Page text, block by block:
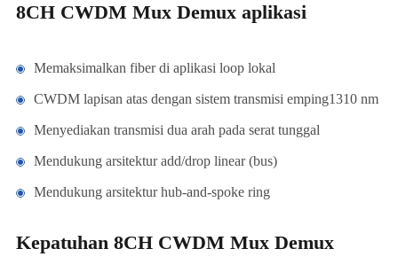
8CH CWDM Mux Demux aplikasi
Memaksimalkan fiber di aplikasi loop lokal
CWDM lapisan atas dengan sistem transmisi emping1310 nm
Menyediakan transmisi dua arah pada serat tunggal
Mendukung arsitektur add/drop linear (bus)
Mendukung arsitektur hub-and-spoke ring
Kepatuhan 8CH CWDM Mux Demux